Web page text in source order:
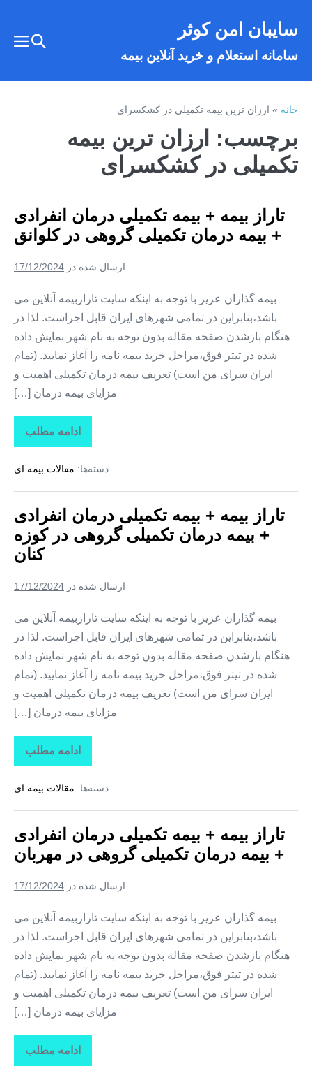
سایبان امن کوثر
سامانه استعلام و خرید آنلاین بیمه
تغییر
خانه»ارزان ترین بیمه تکمیلی در کشکسرای
برچسب: ارزان ترین بیمه
تکمیلی در کشکسرای
تاراز بیمه + بیمه تکمیلی درمان انفرادی
+ بیمه درمان تکمیلی گروهی در کلوانق
ارسال شده در 17/12/2024
بیمه گذاران عزیز با توجه به اینکه سایت تارازبیمه آنلاین می
باشد،بنابراین در تمامی شهرهای ایران قابل اجراست. لذا در
هنگام بازشدن صفحه مقاله بدون توجه به نام شهر نمایش داده
شده در تیتر فوق،مراحل خرید بیمه نامه را آغاز نمایید. (تمام
ایران سرای من است) تعریف بیمه درمان تکمیلی اهمیت و
مزایای بیمه درمان […]
ادامه مطلب
تاراز
بیمه
بیمه
درمان
+
بیمه
درمان
تکمیلی
گروهی
کلوانق
دسته‌ها: مقالات بیمه ای
تاراز بیمه + بیمه تکمیلی درمان انفرادی
+ بیمه درمان تکمیلی گروهی در کوزه
کنان
ارسال شده در 17/12/2024
بیمه گذاران عزیز با توجه به اینکه سایت تارازبیمه آنلاین می
باشد،بنابراین در تمامی شهرهای ایران قابل اجراست. لذا در
هنگام بازشدن صفحه مقاله بدون توجه به نام شهر نمایش داده
شده در تیتر فوق،مراحل خرید بیمه نامه را آغاز نمایید. (تمام
ایران سرای من است) تعریف بیمه درمان تکمیلی اهمیت و
مزایای بیمه درمان […]
ادامه مطلب
تاراز
بیمه
بیمه
درمان
+
بیمه
درمان
تکمیلی
در
کنان
دسته‌ها: مقالات بیمه ای
تاراز بیمه + بیمه تکمیلی درمان انفرادی
+ بیمه درمان تکمیلی گروهی در مهربان
ارسال شده در 17/12/2024
بیمه گذاران عزیز با توجه به اینکه سایت تارازبیمه آنلاین می
باشد،بنابراین در تمامی شهرهای ایران قابل اجراست. لذا در
هنگام بازشدن صفحه مقاله بدون توجه به نام شهر نمایش داده
شده در تیتر فوق،مراحل خرید بیمه نامه را آغاز نمایید. (تمام
ایران سرای من است) تعریف بیمه درمان تکمیلی اهمیت و
مزایای بیمه درمان […]
ادامه مطلب
تاراز
بیمه